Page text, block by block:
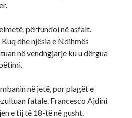
përfundoi në asfalt.
dhe njësia e Ndihmës
në vendngjarje ku u dërgua
në jetë, por plagët e
fatale. Francesco Ajdini
e tij të 18-të në gusht.